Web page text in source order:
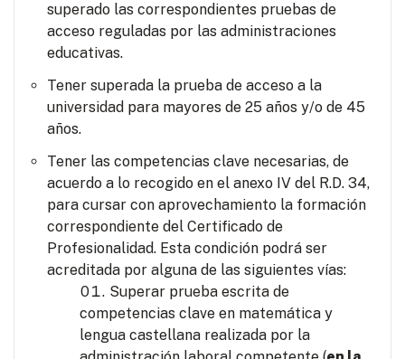
superado las correspondientes pruebas de
acceso reguladas por las administraciones
educativas.
Tener superada la prueba de acceso a la
universidad para mayores de 25 años y/o de 45
años.
Tener las competencias clave necesarias, de
acuerdo a lo recogido en el anexo IV del R.D. 34,
para cursar con aprovechamiento la formación
correspondiente del Certificado de
Profesionalidad. Esta condición podrá ser
acreditada por alguna de las siguientes vías:
Superar prueba escrita de
competencias clave en matemática y
lengua castellana realizada por la